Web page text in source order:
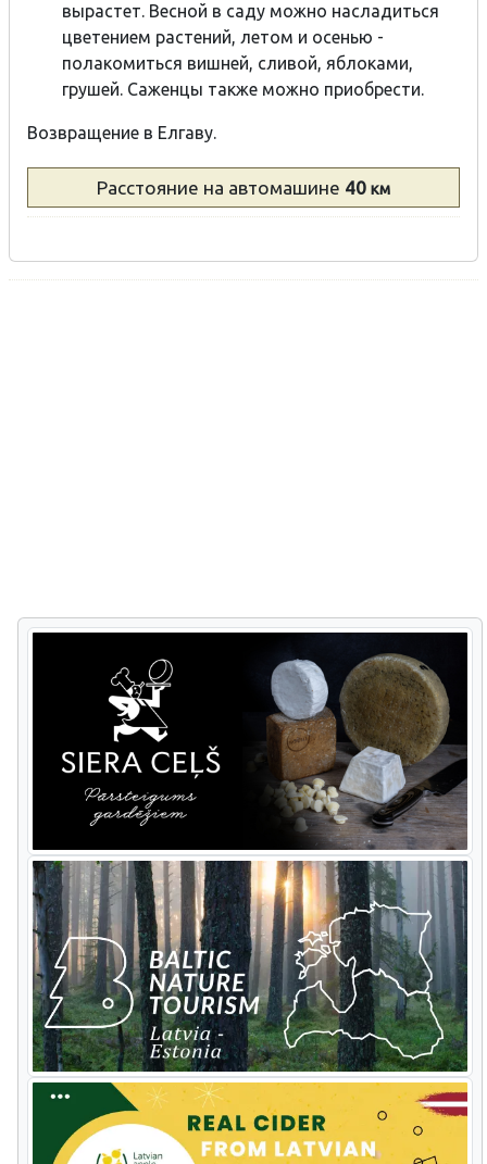
вырастет. Весной в саду можно насладиться
цветением растений, летом и осенью -
полакомиться вишней, сливой, яблоками,
грушей. Саженцы также можно приобрести.
Возвращение в Елгаву.
Расстояние на автомашине 40 км